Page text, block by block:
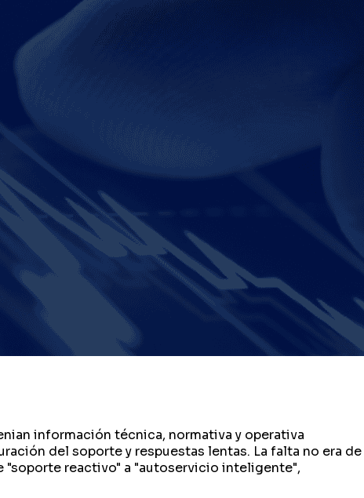
información técnica, normativa y operativa
del soporte y respuestas lentas. La falta no era de
"soporte reactivo" a "autoservicio inteligente",